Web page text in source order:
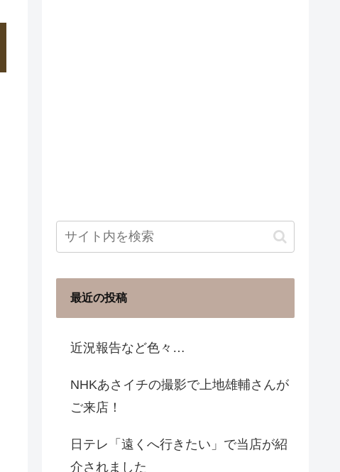
最近の投稿
近況報告など色々…
NHKあさイチの撮影で上地雄輔さんが
ご来店！
日テレ「遠くへ行きたい」で当店が紹
介されました